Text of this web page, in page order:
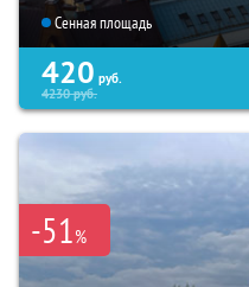
Сенная площадь
420 руб.
4230руб.
-51%